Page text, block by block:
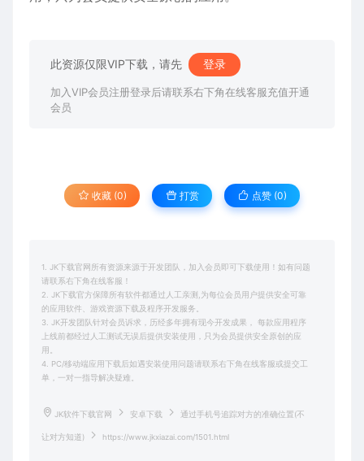
此资源仅限VIP下载，请先 登录
加入VIP会员注册登录后请联系右下角在线客服充值开通
会员
收藏 (0) 打赏 点赞 (0)
1. JK下载官网所有资源来源于开发团队，加入会员即可下载使用！如有问题
请联系右下角在线客服！
2. JK下载官方保障所有软件都通过人工亲测,为每位会员用户提供安全可靠
的应用软件、游戏资源下载及程序开发服务。
3. JK开发团队针对会员诉求，历经多年拥有现今开发成果， 每款应用程序
上线前都经过人工测试无误后提供安装使用，只为会员提供安全原创的应
用。
4. PC/移动端应用下载后如遇安装使用问题请联系右下角在线客服或提交工
单，一对一指导解决疑难。
JK软件下载官网 安卓下载 通过手机号追踪对方的准确位置(不
让对方知道) https://www.jkxiazai.com/1501.html